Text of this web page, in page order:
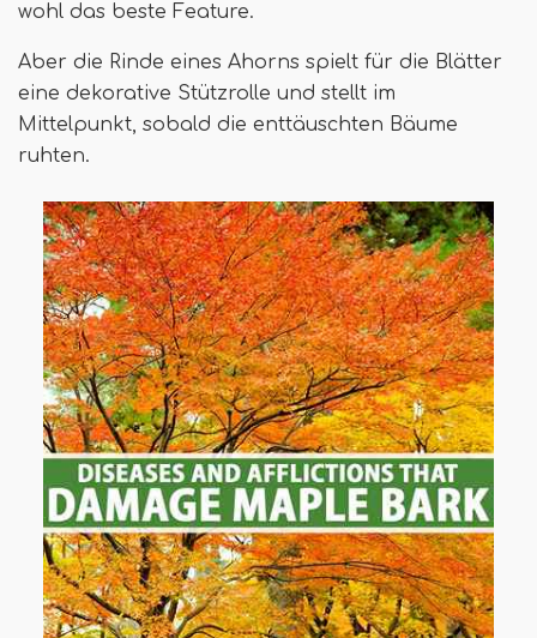
wohl das beste Feature.
Aber die Rinde eines Ahorns spielt für die Blätter
eine dekorative Stützrolle und stellt im
Mittelpunkt, sobald die enttäuschten Bäume
ruhten.